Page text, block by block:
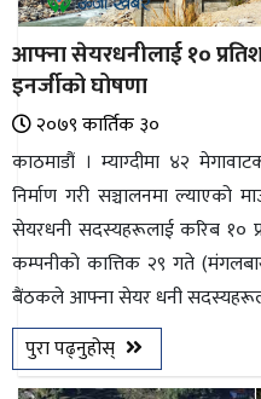
आफ्ना सेयरधनीलाई १०
इनर्जीको घोषणा
२०७९ कार्तिक ३०
काठमाडौं । म्याग्दीमा ४२
निर्माण गरी सञ्चालनमा ल्याएको
सेयरधनी सदस्यहरूलाई करिब १०
कम्पनीको कात्तिक २९ गते
बैंठकले आफ्ना सेयर धनी
पुरा पढ्नुहोस्